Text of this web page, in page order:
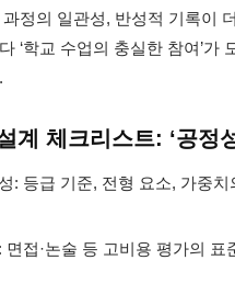
정의 일관성, 반성적 기록이
‘학교 수업의 충실한 참여’가
계 체크리스트: ‘공정
: 등급 기준, 전형 요소, 가중치
면접·논술 등 고비용 평가의 표